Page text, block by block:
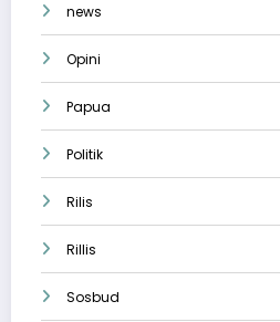
news
Opini
Papua
Politik
Rilis
Rillis
Sosbud